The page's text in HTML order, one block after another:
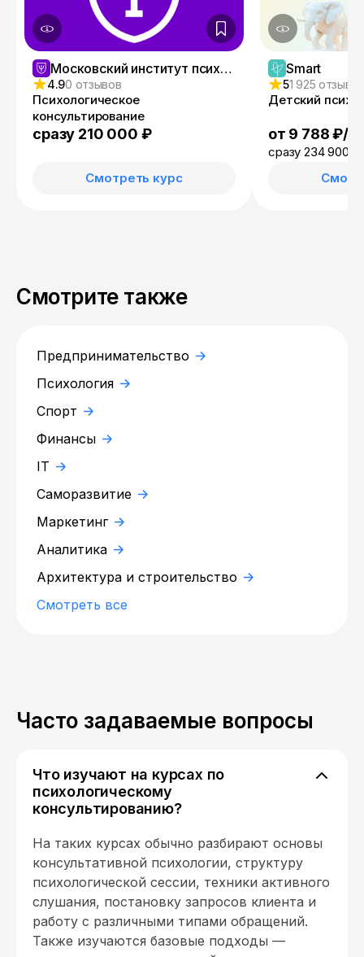
Московский институт психологии
4.90 отзывов
Психологическое
консультирование
сразу 210 000 ₽
Смотреть курс
Smart
51 925
Детский
от 9 788 ₽/
сразу 234 900 ₽
Смотрите также
Предпринимательство
Психология
Спорт
Финансы
IT
Саморазвитие
Маркетинг
Аналитика
Архитектура и строительство
Смотреть все
Часто задаваемые вопросы
Что изучают на курсах по
психологическому
консультированию?
На таких курсах обычно разбирают основы
консультативной психологии, структуру
психологической сессии, техники активного
слушания, постановку запросов клиента и
работу с различными типами обращений.
Также изучаются базовые подходы —